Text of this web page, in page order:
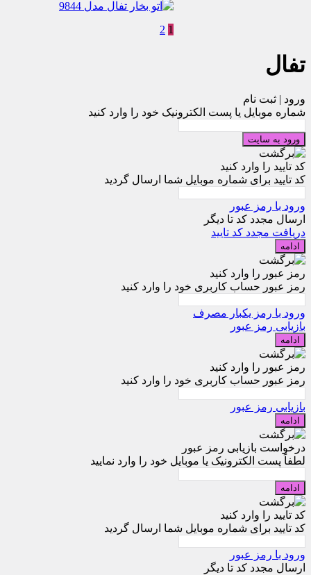
1
2
تفال
ورود | ثبت نام
شماره موبایل یا پست الکترونیک خود را وارد کنید
ورود به سایت
کد تایید را وارد کنید
کد تایید برای شماره موبایل شما ارسال گردید
ورود با رمز عبور
ارسال مجدد کد تا دیگر
دریافت مجدد کد تایید
ادامه
رمز عبور را وارد کنید
رمز عبور حساب کاربری خود را وارد کنید
ورود با رمز یکبار مصرف
بازیابی رمز عبور
ادامه
رمز عبور را وارد کنید
رمز عبور حساب کاربری خود را وارد کنید
بازیابی رمز عبور
ادامه
درخواست بازیابی رمز عبور
لطفاً پست الکترونیک یا موبایل خود را وارد نمایید
ادامه
کد تایید را وارد کنید
کد تایید برای شماره موبایل شما ارسال گردید
ورود با رمز عبور
ارسال مجدد کد تا دیگر